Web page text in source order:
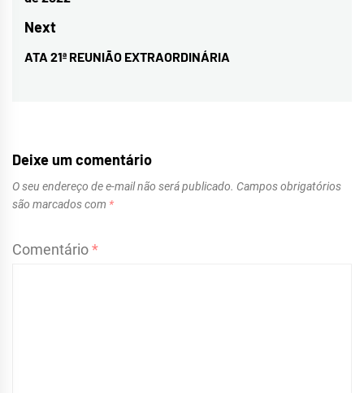
post:
Next
Next
ATA 21ª REUNIÃO EXTRAORDINÁRIA
Deixe um comentário
O seu endereço de e-mail não será publicado. Campos obrigatórios
são marcados com *
Comentário*